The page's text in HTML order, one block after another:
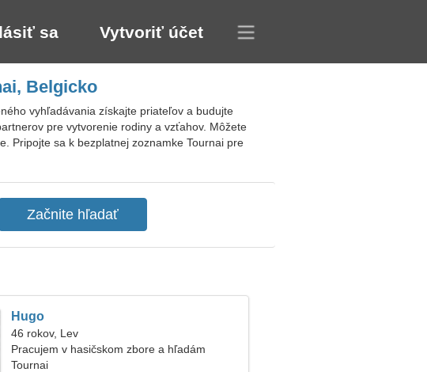
sa Vytvoriť účet
Belgicko
vyhľadávania získajte priateľov a budujte
pre vytvorenie rodiny a vzťahov. Môžete
Pripojte sa k bezplatnej zoznamke Tournai pre
Hugo
46 rokov, Lev
Pracujem v hasičskom zbore a hľadám
zanietenú ženu
Tournai